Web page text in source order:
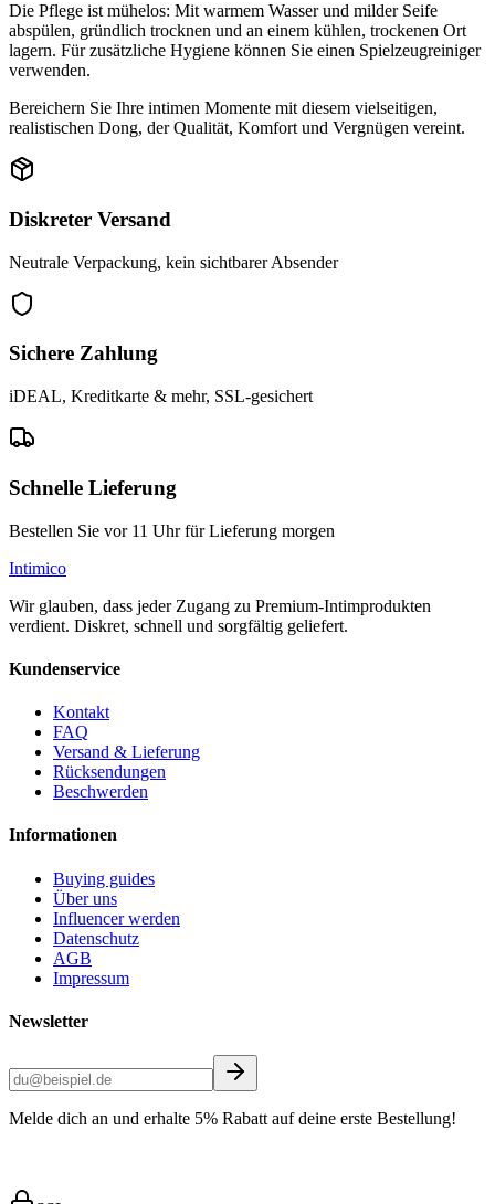
Die Pflege ist mühelos: Mit warmem Wasser und milder Seife
abspülen, gründlich trocknen und an einem kühlen, trockenen Ort
lagern. Für zusätzliche Hygiene können Sie einen Spielzeugreiniger
verwenden.
Bereichern Sie Ihre intimen Momente mit diesem vielseitigen,
realistischen Dong, der Qualität, Komfort und Vergnügen vereint.
Diskreter Versand
Neutrale Verpackung, kein sichtbarer Absender
Sichere Zahlung
iDEAL, Kreditkarte & mehr, SSL-gesichert
Schnelle Lieferung
Bestellen Sie vor 11 Uhr für Lieferung morgen
Intimico
Wir glauben, dass jeder Zugang zu Premium-Intimprodukten
verdient. Diskret, schnell und sorgfältig geliefert.
Kundenservice
Kontakt
FAQ
Versand & Lieferung
Rücksendungen
Beschwerden
Informationen
Buying guides
Über uns
Influencer werden
Datenschutz
AGB
Impressum
Newsletter
Melde dich an und erhalte 5% Rabatt auf deine erste Bestellung!